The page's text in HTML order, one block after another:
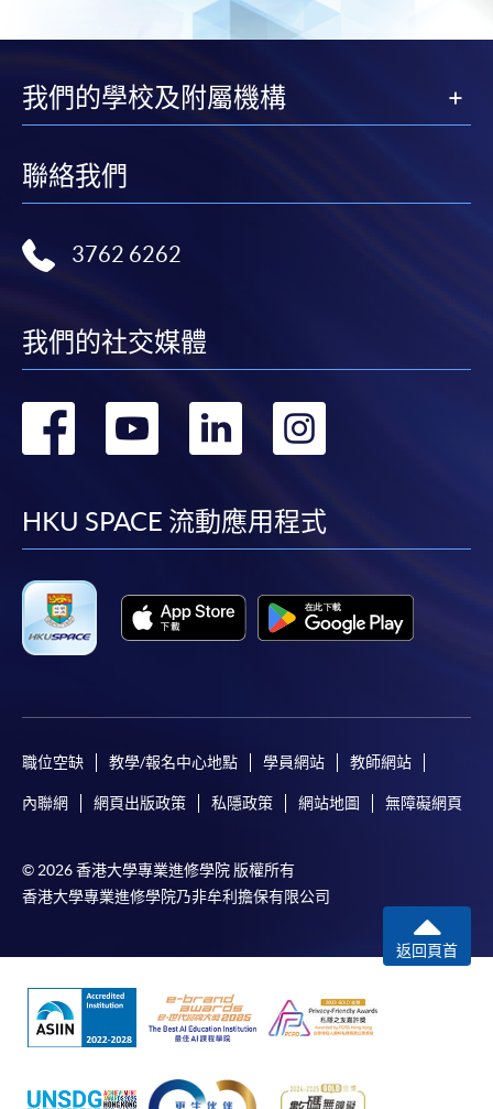
我們的學校及附屬機構
聯絡我們
3762 6262
我們的社交媒體
轉
facebook
轉
youtube
轉
linkedin
轉
HKU SPACE 流動應用程式
職位空缺 教學/報名中心地點 學員網站 教師網站
內聯網 網頁出版政策 私隱政策 網站地圖 無障礙網頁
© 2026 香港大學專業進修學院 版權所有
香港大學專業進修學院乃非牟利擔保有限公司
返回頁首